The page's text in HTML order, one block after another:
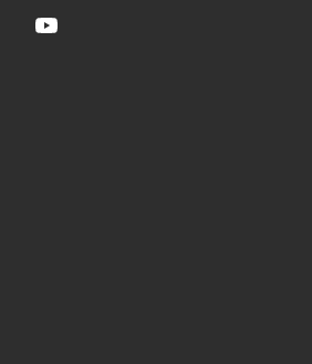
Twitter